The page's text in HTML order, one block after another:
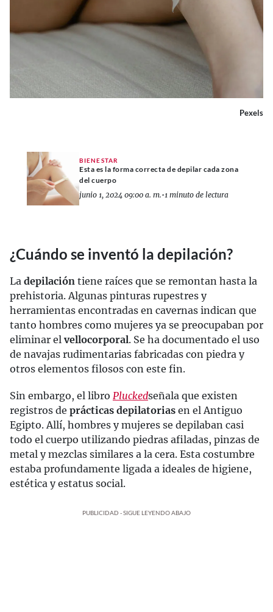
Pexels
BIENESTAR
Esta es la forma correcta de depilar cada zona
del cuerpo
junio 1, 2024 09:00 a. m.•1 minuto de lectura
¿Cuándo se inventó la depilación?
La depilación tiene raíces que se remontan hasta la
prehistoria. Algunas pinturas rupestres y
herramientas encontradas en cavernas indican que
tanto hombres como mujeres ya se preocupaban por
eliminar el vellocorporal. Se ha documentado el uso
de navajas rudimentarias fabricadas con piedra y
otros elementos filosos con este fin.
Sin embargo, el libro Pluckedseñala que existen
registros de prácticas depilatorias en el Antiguo
Egipto. Allí, hombres y mujeres se depilaban casi
todo el cuerpo utilizando piedras afiladas, pinzas de
metal y mezclas similares a la cera. Esta costumbre
estaba profundamente ligada a ideales de higiene,
estética y estatus social.
PUBLICIDAD - SIGUE LEYENDO ABAJO